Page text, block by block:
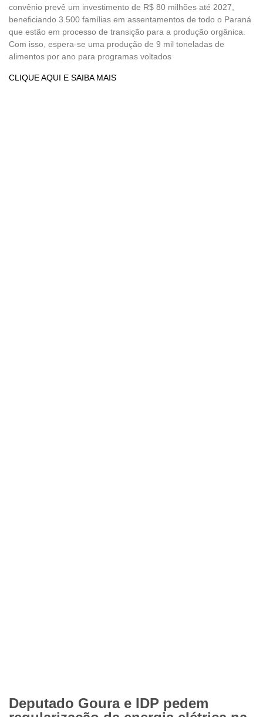
convênio prevê um investimento de R$ 80 milhões até 2027,
beneficiando 3.500 famílias em assentamentos de todo o Paraná
que estão em processo de transição para a produção orgânica.
Com isso, espera-se uma produção de 9 mil toneladas de
alimentos por ano para programas voltados
CLIQUE AQUI E SAIBA MAIS
Deputado Goura e IDP pedem